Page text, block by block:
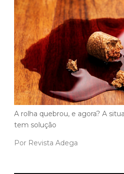
A rolha quebrou, e agora? A
tem solução
Por Revista Adega